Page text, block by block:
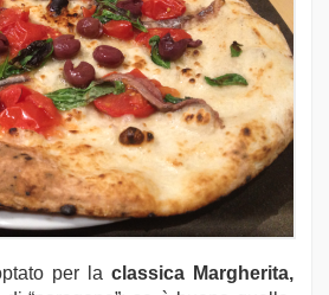
per la classica Margherita,